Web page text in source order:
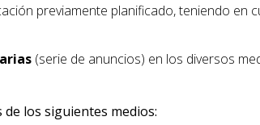
previamente planificado, teniendo en
(serie de anuncios) en los diversos
los siguientes medios: